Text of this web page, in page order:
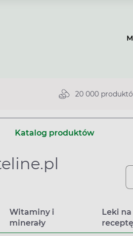
20 000
Katalog produktów
Witaminy i
minerały
Leki na
receptę